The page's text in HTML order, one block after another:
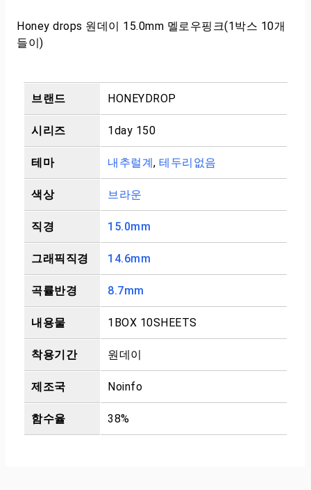
Honey drops 원데이 15.0mm 멜로우핑크(1박스 10개
들이)
브랜드 HONEYDROP
시리즈 1day 150
테마 내추럴계, 테두리없음
색상 브라운
직경 15.0mm
그래픽직경 14.6mm
곡률반경 8.7mm
내용물 1BOX 10SHEETS
착용기간 원데이
제조국 Noinfo
함수율 38%